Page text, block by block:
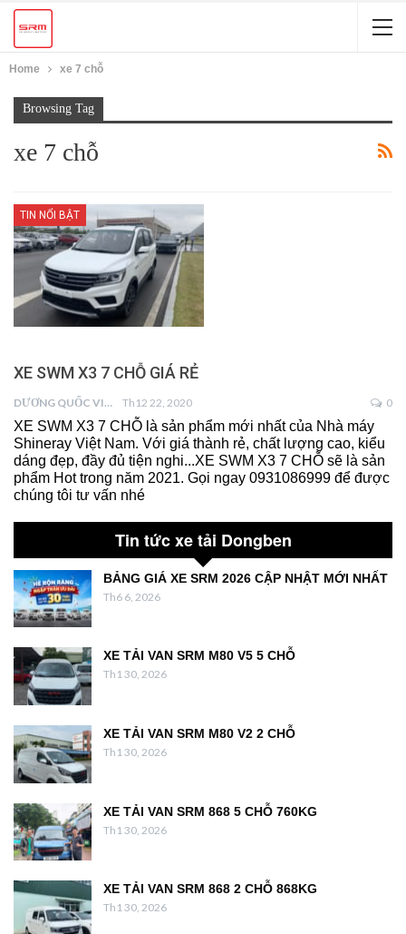
Home xe 7 chỗ
Browsing Tag
xe 7 chỗ
TIN NỔI BẬT
XE SWM X3 7 CHỖ GIÁ RẺ
DƯƠNG QUỐC VIỆT Th12 22, 2020 0
XE SWM X3 7 CHỖ là sản phẩm mới nhất của Nhà máy
Shineray Việt Nam. Với giá thành rẻ, chất lượng cao, kiểu
dáng đẹp, đầy đủ tiện nghi...XE SWM X3 7 CHỖ sẽ là sản
phẩm Hot trong năm 2021. Gọi ngay 0931086999 để được
chúng tôi tư vấn nhé
Tin tức xe tải Dongben
BẢNG GIÁ XE SRM 2026 CẬP NHẬT MỚI NHẤT
Th6 6, 2026
XE TẢI VAN SRM M80 V5 5 CHỖ
Th1 30, 2026
XE TẢI VAN SRM M80 V2 2 CHỖ
Th1 30, 2026
XE TẢI VAN SRM 868 5 CHỖ 760KG
Th1 30, 2026
XE TẢI VAN SRM 868 2 CHỖ 868KG
Th1 30, 2026